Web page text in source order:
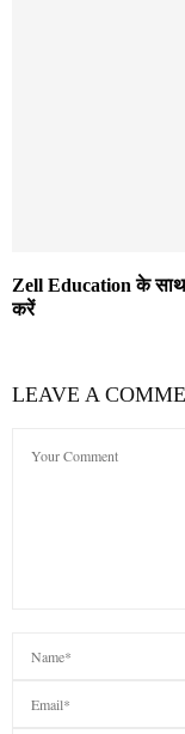
Zell Education के
करें
LEAVE A